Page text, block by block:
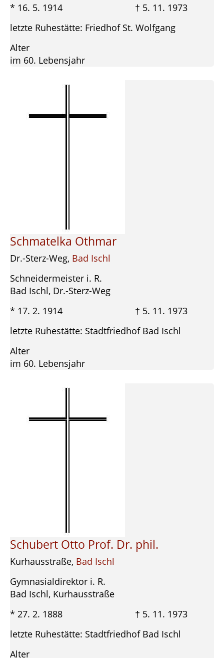
* 16. 5. 1914 † 5. 11. 1973
letzte Ruhestätte: Friedhof St. Wolfgang
Alter
im 60. Lebensjahr
Schmatelka Othmar
Dr.-Sterz-Weg, Bad Ischl
Schneidermeister i. R.
Bad Ischl, Dr.-Sterz-Weg
* 17. 2. 1914 † 5. 11. 1973
letzte Ruhestätte: Stadtfriedhof Bad Ischl
Alter
im 60. Lebensjahr
Schubert Otto Prof. Dr. phil.
Kurhausstraße, Bad Ischl
Gymnasialdirektor i. R.
Bad Ischl, Kurhausstraße
* 27. 2. 1888 † 5. 11. 1973
letzte Ruhestätte: Stadtfriedhof Bad Ischl
Alter